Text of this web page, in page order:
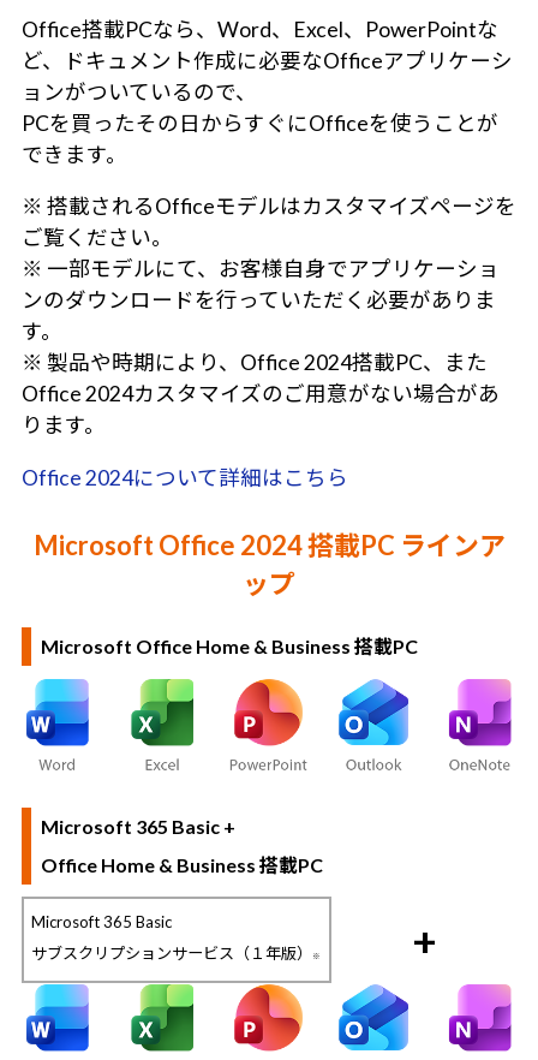
Office搭載PCなら、Word、Excel、PowerPointな
ど、ドキュメント作成に必要なOfficeアプリケーシ
ョンがついているので、
PCを買ったその日からすぐにOfficeを使うことが
できます。
※ 搭載されるOfficeモデルはカスタマイズページを
ご覧ください。
※ 一部モデルにて、お客様自身でアプリケーショ
ンのダウンロードを行っていただく必要がありま
す。
※ 製品や時期により、Office 2024搭載PC、また
Office 2024カスタマイズのご用意がない場合があ
ります。
Office 2024について詳細はこちら
Microsoft Office 2024 搭載PC ラインア
ップ
Microsoft Office Home & Business 搭載PC
Microsoft 365 Basic +
Office Home & Business 搭載PC
Microsoft 365 Basic
サブスクリプションサービス（１年版）
※ +